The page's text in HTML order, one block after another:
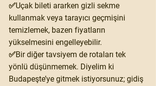
✅Uçak bileti ararken gizli sekme
kullanmak veya tarayıcı geçmişini
temizlemek, bazen fiyatların
yükselmesini engelleyebilir.
✅Bir diğer tavsiyem de rotaları tek
yönlü düşünmemek. Diyelim ki
Budapeşte’ye gitmek istiyorsunuz; gidiş